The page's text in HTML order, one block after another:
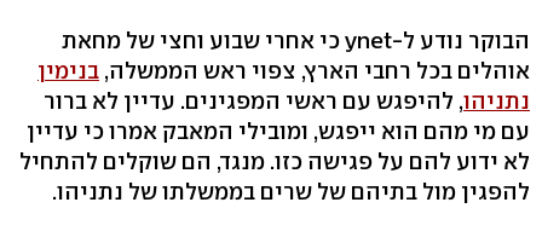
הבוקר נודע ל-ynet כי אחרי שבוע וחצי של מחאת
אוהלים בכל רחבי הארץ, צפוי ראש הממשלה, בנימין
נתניהו, להיפגש עם ראשי המפגינים. עדיין לא ברור
עם מי מהם הוא ייפגש, ומובילי המאבק אמרו כי עדיין
לא ידוע להם על פגישה כזו. מנגד, הם שוקלים להתחיל
להפגין מול בתיהם של שרים בממשלתו של נתניהו.